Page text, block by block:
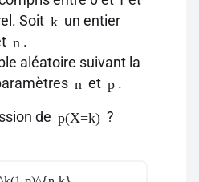
Soit k un entier
n .
aléatoire suivant la
n et p .
de p(X=k) ?